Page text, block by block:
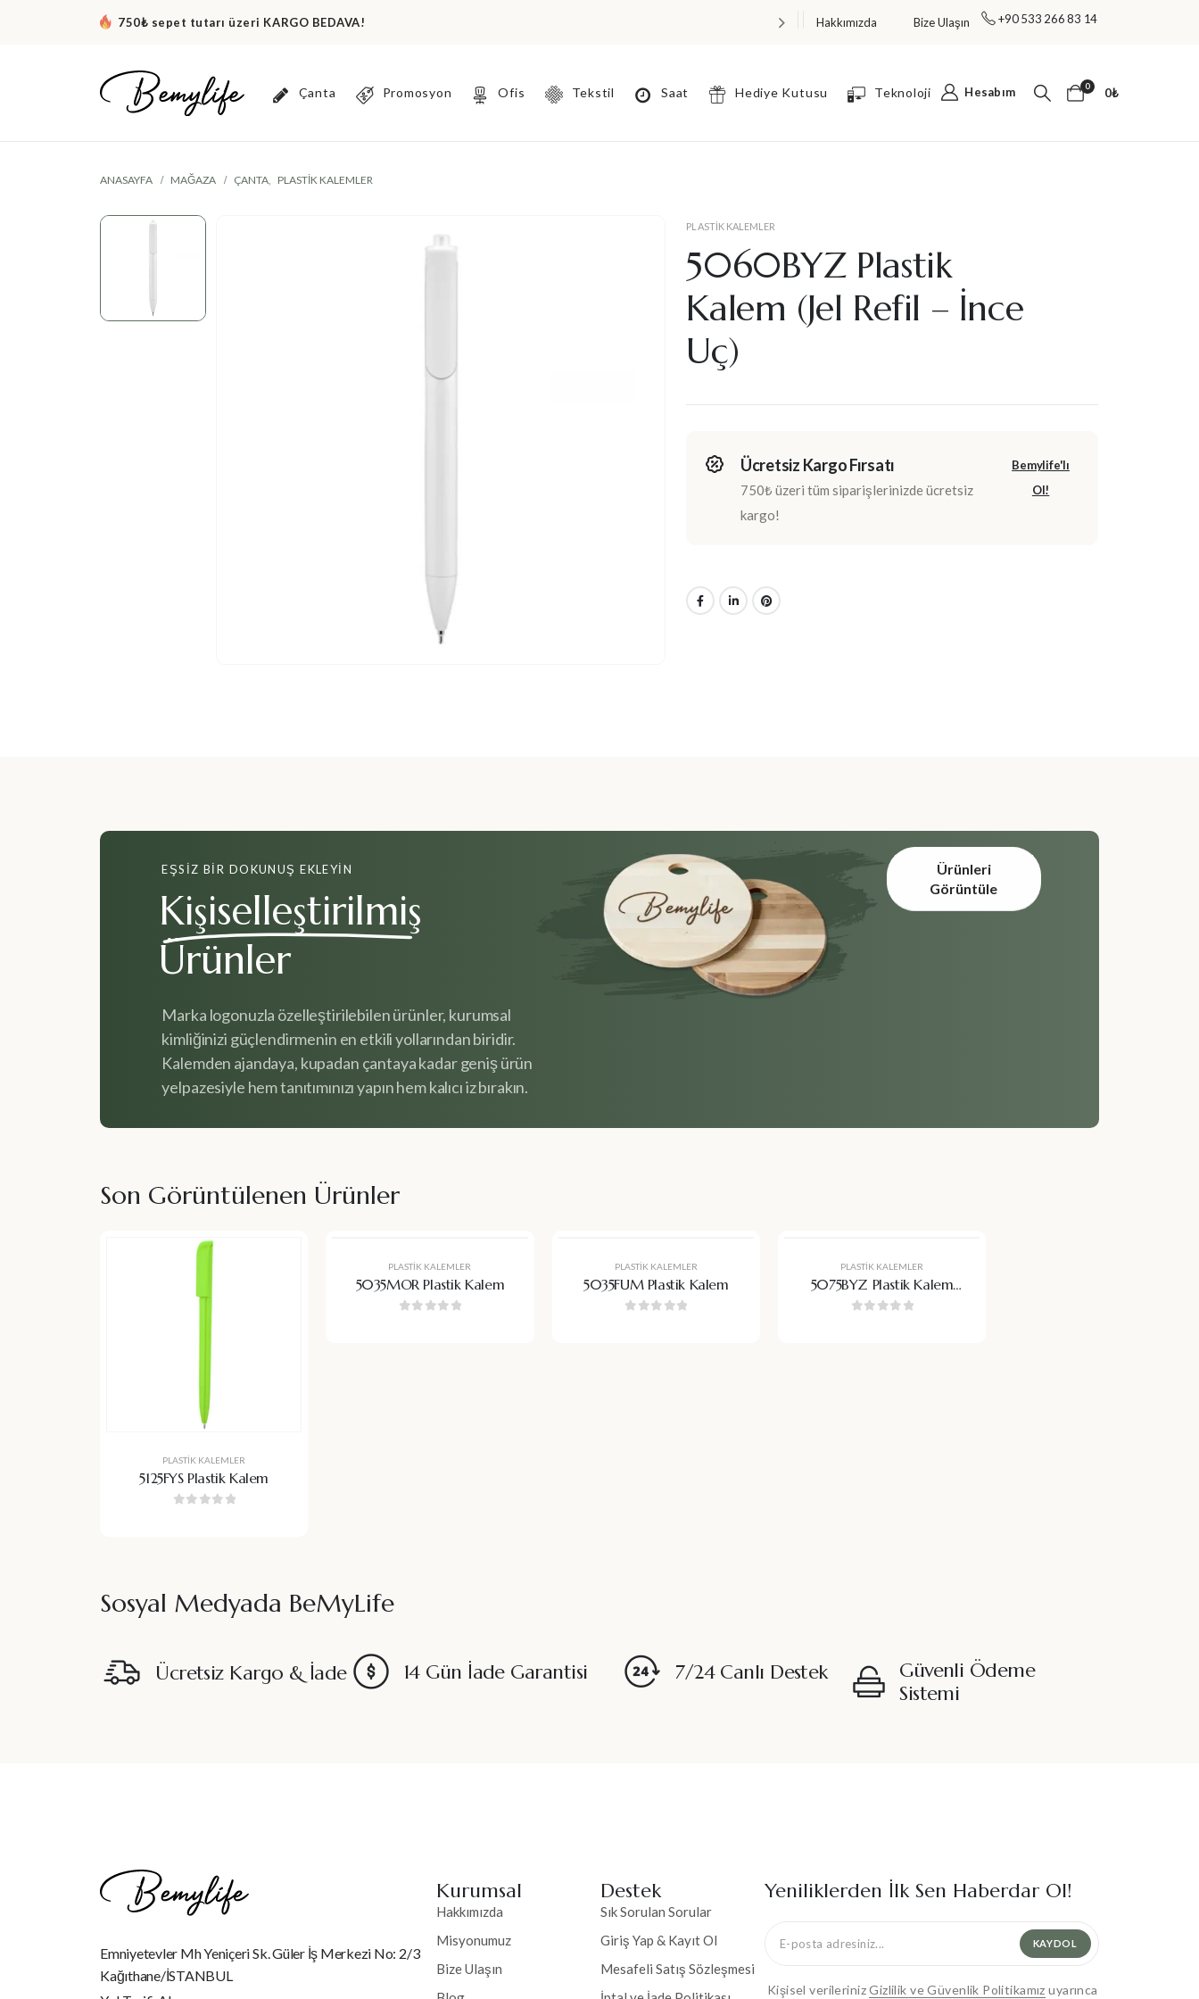
750₺ sepet tutarı üzeri KARGO BEDAVA! TÜM ÜRÜNLERDE %30 İNDİRİM FIRSATI!
Hakkımızda Bize Ulaşın +90 533 266 83 14
Çanta Promosyon Ofis Tekstil Saat Hediye Kutusu Teknoloji Hesabım 0 0₺
ANASAYFA MAĞAZA ÇANTA PLASTIK KALEMLER
PLASTIK KALEMLER
5060BYZ Plastik
Kalem (Jel Refil – İnce
Uç)
Ücretsiz Kargo Fırsatı
750₺ üzeri tüm siparişlerinizde ücretsiz
kargo!
Bemylife'lı
Ol!
EŞSIZ BIR DOKUNUŞ EKLEYIN
Kişiselleştirilmiş
Ürünler
Marka logonuzla özelleştirilebilen ürünler, kurumsal
kimliğinizi güçlendirmenin en etkili yollarından biridir.
Kalemden ajandaya, kupadan çantaya kadar geniş ürün
yelpazesiyle hem tanıtımınızı yapın hem kalıcı iz bırakın.
Ürünleri
Görüntüle
Son Görüntülenen Ürünler
PLASTIK KALEMLER
5125FYS Plastik Kalem
PLASTIK KALEMLER
5035MOR Plastik Kalem
PLASTIK KALEMLER
5035FUM Plastik Kalem
PLASTIK KALEMLER
5075BYZ Plastik Kalem
(Jel Refil)
Sosyal Medyada BeMyLife
Ücretsiz Kargo & İade 14 Gün İade Garantisi 7/24 Canlı Destek
Güvenli Ödeme
Sistemi
Emniyetevler Mh Yeniçeri Sk. Güler İş Merkezi No: 2/3
Kağıthane/İSTANBUL
Kurumsal
Hakkımızda
Misyonumuz
Bize Ulaşın
Destek
Sık Sorulan Sorular
Giriş Yap & Kayıt Ol
Mesafeli Satış Sözleşmesi
Yeniliklerden İlk Sen Haberdar Ol!
KAYDOL
Kişisel verilerinizGizlilik ve Güvenlik Politikamız uyarınca